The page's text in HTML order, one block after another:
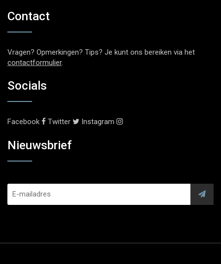
Contact
Vragen? Opmerkingen? Tips? Je kunt ons bereiken via het
contactformulier.
Socials
Facebook Twitter Instagram
Nieuwsbrief